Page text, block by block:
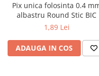
Compasuri
Truse geometrie
Socotitori și bețisoare
numărat
Ghiozdane și rucsacuri
Pix unica folosinta 0.4
albastru Round Stic BIC
1,89 Lei
ADAUGA IN COS